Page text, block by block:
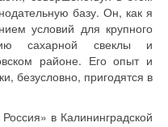
базу. Он, как я
условий для крупного
сахарной свеклы и
районе. Его опыт и
безусловно, пригодятся в
в Калининградской